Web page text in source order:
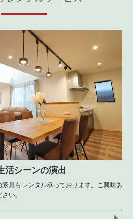
活シーンの演出
具もレンタル承っております。ご興味あ
い。